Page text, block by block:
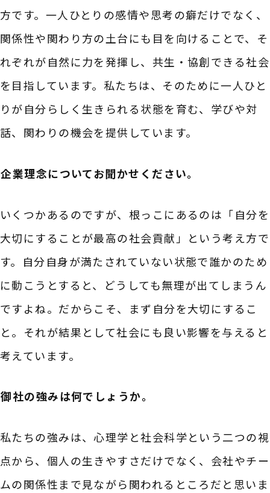
方です。一人ひとりの感情や思考の癖だけでなく、
関係性や関わり方の土台にも目を向けることで、そ
れぞれが自然に力を発揮し、共生・協創できる社会
を目指しています。私たちは、そのために一人ひと
りが自分らしく生きられる状態を育む、学びや対
話、関わりの機会を提供しています。
――企業理念についてお聞かせください。
いくつかあるのですが、根っこにあるのは「自分を
大切にすることが最高の社会貢献」という考え方で
す。自分自身が満たされていない状態で誰かのため
に動こうとすると、どうしても無理が出てしまうん
ですよね。だからこそ、まず自分を大切にするこ
と。それが結果として社会にも良い影響を与えると
考えています。
――御社の強みは何でしょうか。
私たちの強みは、心理学と社会科学という二つの視
点から、個人の生きやすさだけでなく、会社やチー
ムの関係性まで見ながら関われるところだと思いま